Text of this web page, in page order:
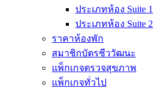
ประเภทห้อง Suite 1
ประเภทห้อง Suite 2
ราคาห้องพัก
สมาชิกบัตรชีววัฒนะ
แพ็กเกจตรวจสุขภาพ
แพ็กเกจทั่วไป